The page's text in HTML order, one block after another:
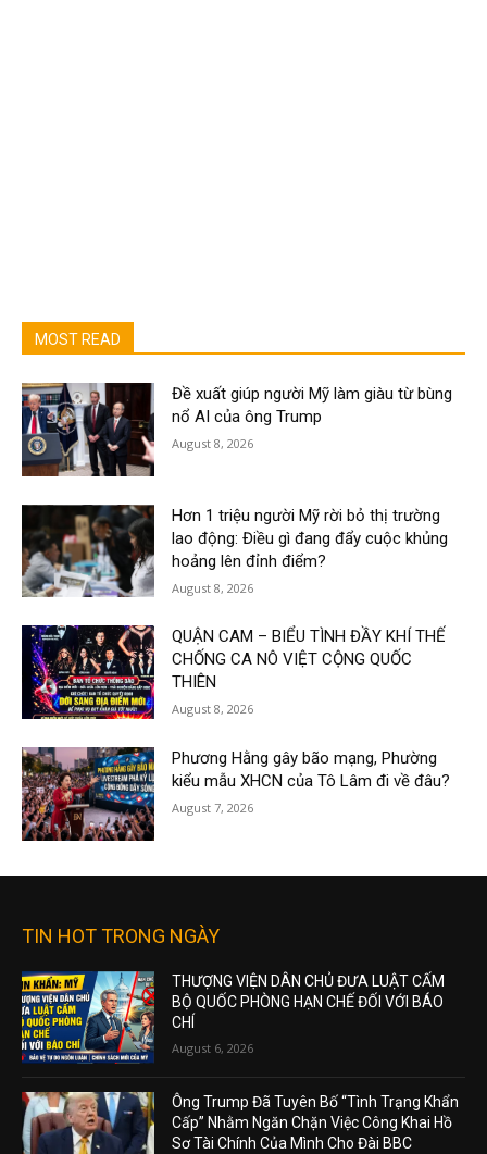
MOST READ
Đề xuất giúp người Mỹ làm giàu từ bùng
nổ AI của ông Trump
August 8, 2026
Hơn 1 triệu người Mỹ rời bỏ thị trường
lao động: Điều gì đang đẩy cuộc khủng
hoảng lên đỉnh điểm?
August 8, 2026
QUẬN CAM – BIỂU TÌNH ĐẦY KHÍ THẾ
CHỐNG CA NÔ VIỆT CỘNG QUỐC
THIÊN
August 8, 2026
Phương Hằng gây bão mạng, Phường
kiểu mẫu XHCN của Tô Lâm đi về đâu?
August 7, 2026
TIN HOT TRONG NGÀY
THƯỢNG VIỆN DÂN CHỦ ĐƯA LUẬT CẤM
BỘ QUỐC PHÒNG HẠN CHẾ ĐỐI VỚI BÁO
CHÍ
August 6, 2026
Ông Trump Đã Tuyên Bố “Tình Trạng Khẩn
Cấp” Nhằm Ngăn Chặn Việc Công Khai Hồ
Sơ Tài Chính Của Mình Cho Đài BBC